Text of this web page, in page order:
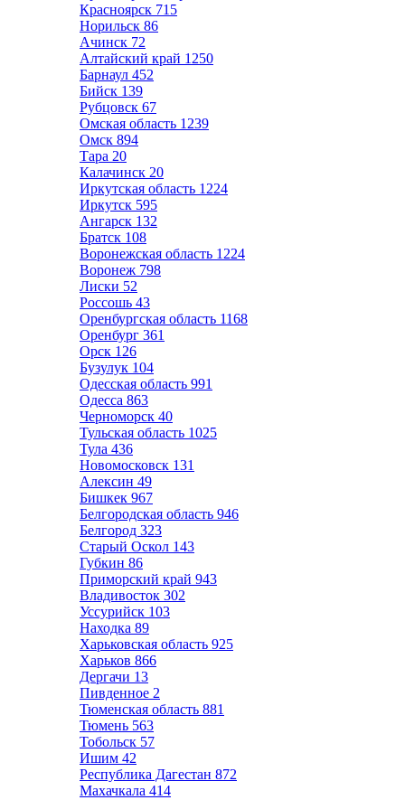
Красноярск 715
Норильск 86
Ачинск 72
Алтайский край 1250
Барнаул 452
Бийск 139
Рубцовск 67
Омская область 1239
Омск 894
Тара 20
Калачинск 20
Иркутская область 1224
Иркутск 595
Ангарск 132
Братск 108
Воронежская область 1224
Воронеж 798
Лиски 52
Россошь 43
Оренбургская область 1168
Оренбург 361
Орск 126
Бузулук 104
Одесская область 991
Одесса 863
Черноморск 40
Тульская область 1025
Тула 436
Новомосковск 131
Алексин 49
Бишкек 967
Белгородская область 946
Белгород 323
Старый Оскол 143
Губкин 86
Приморский край 943
Владивосток 302
Уссурийск 103
Находка 89
Харьковская область 925
Харьков 866
Дергачи 13
Пивденное 2
Тюменская область 881
Тюмень 563
Тобольск 57
Ишим 42
Республика Дагестан 872
Махачкала 414